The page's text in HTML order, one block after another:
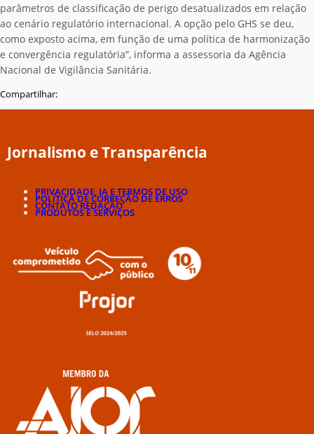
parâmetros de classificação de perigo desatualizados em relação
ao cenário regulatório internacional. A opção pelo GHS se deu,
como exposto acima, em função de uma política de harmonização
e convergência regulatória”, informa a assessoria da Agência
Nacional de Vigilância Sanitária.
Compartilhar:
Jornalismo e Transparência
PRIVACIDADE, IA E TERMOS DE USO
POLÍTICA DE CORREÇÃO DE ERROS
CONTATO REDAÇÃO
PRODUTOS E SERVIÇOS